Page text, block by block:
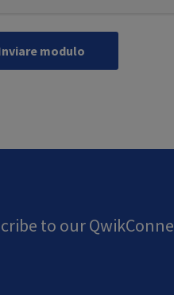
modulo
to our